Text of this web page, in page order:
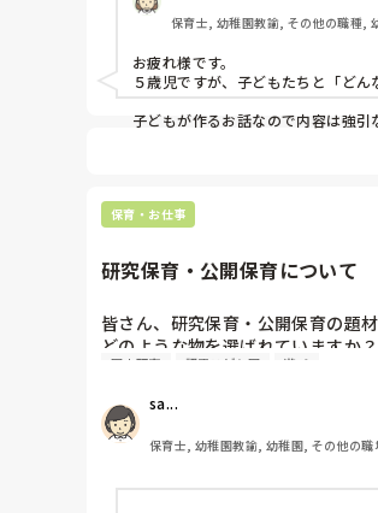
保育士, 幼稚園教諭, その他の職種,
お疲れ様です。
５歳児ですが、子どもたちと「ど
子どもが作るお話なので内容は強
保育・お仕事
研究保育・公開保育について
皆さん、研究保育・公開保育の題
どのような物を選ばれていますか？
今後の候補にさせて頂きたいので、
お伝え頂けたら嬉しいです。
園内研究 認定こども園 遊び
sa...
保育士, 幼稚園教諭, 幼稚園, その他の職